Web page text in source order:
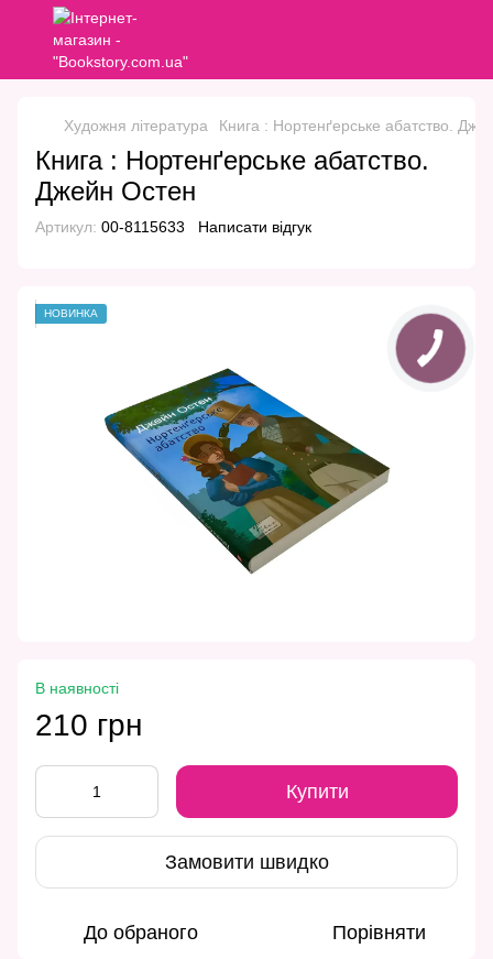
Художня література Книга : Нортенґерське абатство.
Книга : Нортенґерське абатство.
Джейн Остен
Артикул: 00-8115633 Написати відгук
НОВИНКА
В наявності
210 грн
Купити
Замовити швидко
До обраного Порівняти